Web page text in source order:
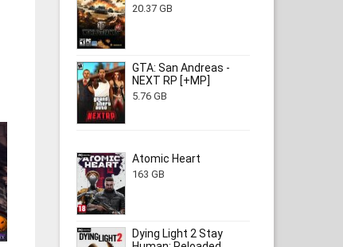
20.37 GB
GTA: San Andreas -
NEXT RP [+MP]
5.76 GB
Atomic Heart
163 GB
Dying Light 2 Stay